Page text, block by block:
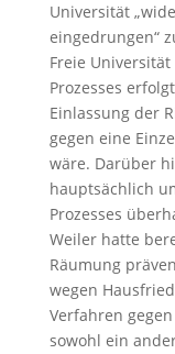
Universität
eingedrungen“
Freie
Prozesses
Einlassung der
gegen eine
wäre. Darüber
hauptsächlich
Prozesses
Weiler hatte
Räumung
wegen
Verfahren
sowohl ein